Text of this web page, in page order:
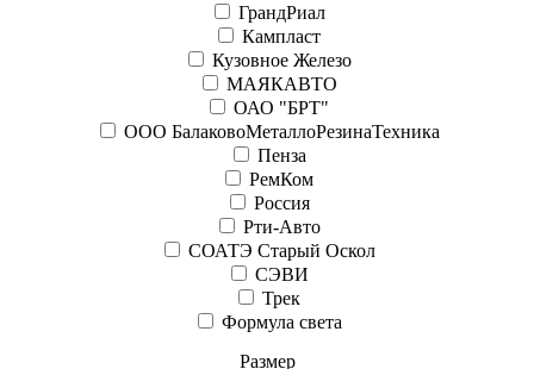
ГрандРиал
Кампласт
Кузовное Железо
МАЯКАВТО
ОАО "БРТ"
ООО БалаковоМеталлоРезинаТехника
Пенза
РемКом
Россия
Рти-Авто
СОАТЭ Старый Оскол
СЭВИ
Трек
Формула света
Размер